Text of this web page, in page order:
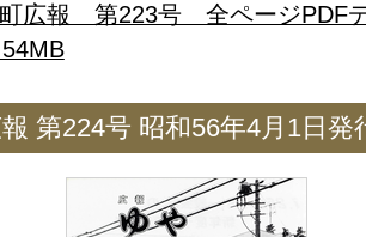
広報 第223号 全ページPDF
第224号 昭和56年4月1日発